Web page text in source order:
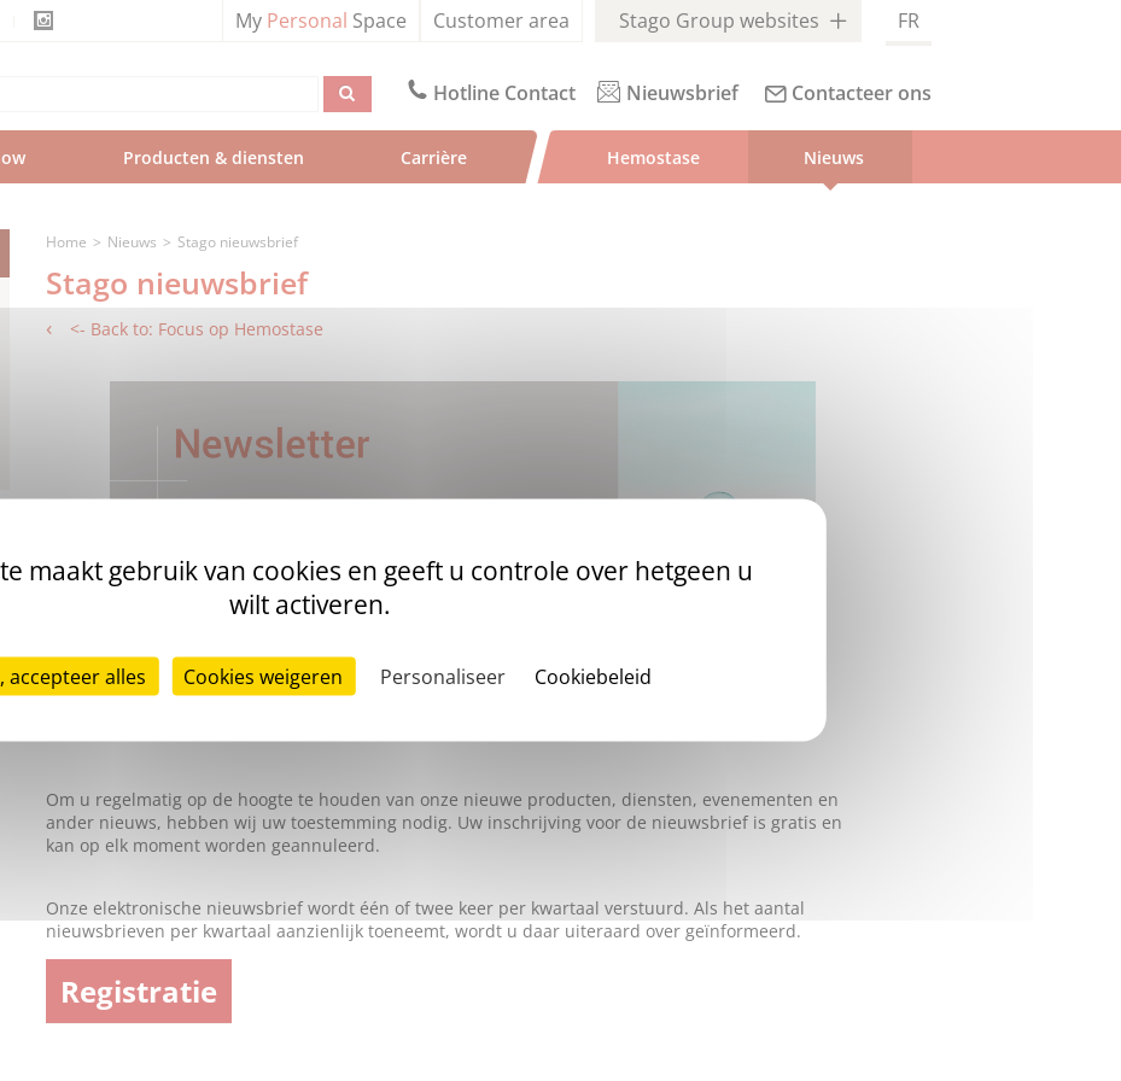
My Personal Space Customer area Stago Group websites FR
Hotline Contact Nieuwsbrief Contacteer ons
Producten & diensten Carrière Hemostase Nieuws
Home Nieuws Stago nieuwsbrief
Stago nieuwsbrief
<- Back to: Focus op Hemostase
Om u regelmatig op de hoogte te houden van onze nieuwe producten, diensten, evenementen en
ander nieuws, hebben wij uw toestemming nodig. Uw inschrijving voor de nieuwsbrief is gratis en
kan op elk moment worden geannuleerd.
Onze elektronische nieuwsbrief wordt één of twee keer per kwartaal verstuurd. Als het aantal
nieuwsbrieven per kwartaal aanzienlijk toeneemt, wordt u daar uiteraard over geïnformeerd.
Registratie
maakt gebruik van cookies en geeft u controle over hetgeen u
wilt activeren.
accepteer alles Cookies weigeren Personaliseer Cookiebeleid